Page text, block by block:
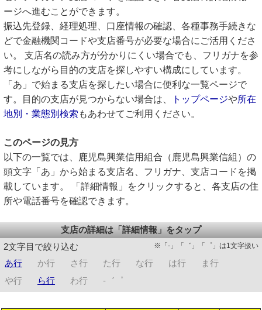
ージへ進むことができます。
振込先登録、経理処理、口座情報の確認、各種事務手続きな
どで金融機関コードや支店番号が必要な場合にご活用くださ
い。 支店名の読み方が分かりにくい場合でも、フリガナを参
考にしながら目的の支店を探しやすい構成にしています。
「あ」で始まる支店を探したい場合に便利な一覧ページで
す。目的の支店が見つからない場合は、
トップページや所在
地別・業態別検索 もあわせてご利用ください。
このページの見方
以下の一覧では、鹿児島興業信用組合（鹿児島興業信組）の
頭文字「あ」から始まる支店名、フリガナ、支店コードを掲
載しています。 「詳細情報」をクリックすると、各支店の住
所や電話番号を確認できます。
支店の詳細は「詳細情報」をタップ
2文字目で絞り込む
※「-」「゛」「゜」は1文字扱い
あ行 か行 さ行 た行 な行 は行
ま行
や行
ら行 わ行 -゛゜